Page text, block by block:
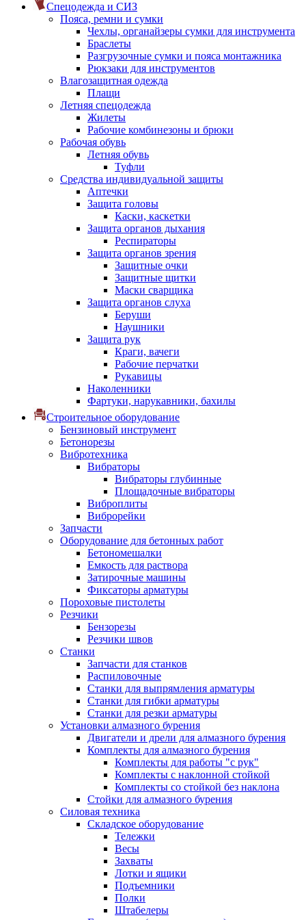
Спецодежда и СИЗ
Пояса, ремни и сумки
Чехлы, органайзеры сумки для инструмента
Браслеты
Разгрузочные сумки и пояса монтажника
Рюкзаки для инструментов
Влагозащитная одежда
Плащи
Летняя спецодежда
Жилеты
Рабочие комбинезоны и брюки
Рабочая обувь
Летняя обувь
Туфли
Средства индивидуальной защиты
Аптечки
Защита головы
Каски, каскетки
Защита органов дыхания
Респираторы
Защита органов зрения
Защитные очки
Защитные щитки
Маски сварщика
Защита органов слуха
Беруши
Наушники
Защита рук
Краги, вачеги
Рабочие перчатки
Рукавицы
Наколенники
Фартуки, нарукавники, бахилы
Строительное оборудование
Бензиновый инструмент
Бетонорезы
Вибротехника
Вибраторы
Вибраторы глубинные
Площадочные вибраторы
Виброплиты
Виброрейки
Запчасти
Оборудование для бетонных работ
Бетономешалки
Емкость для раствора
Затирочные машины
Фиксаторы арматуры
Пороховые пистолеты
Резчики
Бензорезы
Резчики швов
Станки
Запчасти для станков
Распиловочные
Станки для выпрямления арматуры
Станки для гибки арматуры
Станки для резки арматуры
Установки алмазного бурения
Двигатели и дрели для алмазного бурения
Комплекты для алмазного бурения
Комплекты для работы "с рук"
Комплекты с наклонной стойкой
Комплекты со стойкой без наклона
Стойки для алмазного бурения
Силовая техника
Складское оборудование
Тележки
Весы
Захваты
Лотки и ящики
Подъемники
Полки
Штабелеры